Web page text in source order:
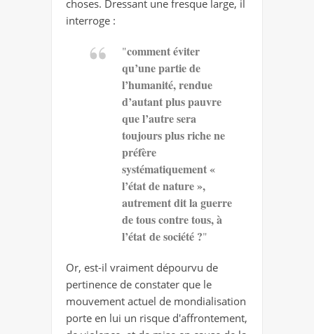
choses. Dressant une fresque large, il
interroge :
"comment éviter
qu’une partie de
l’humanité, rendue
d’autant plus pauvre
que l’autre sera
toujours plus riche ne
préfère
systématiquement «
l’état de nature »,
autrement dit la guerre
de tous contre tous, à
l’état de société ?"
Or, est-il vraiment dépourvu de
pertinence de constater que le
mouvement actuel de mondialisation
porte en lui un risque d'affrontement,